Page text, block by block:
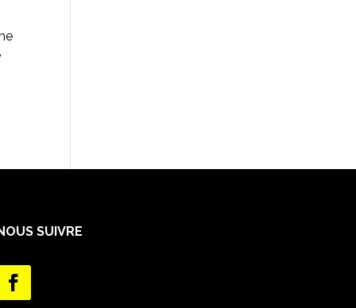
SUIVRE